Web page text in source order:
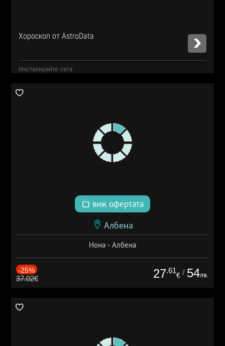
Хороскоп от AstroData
Инсталирайте сега
виж офертата
Албена
Нона - Албена
-25%
37.02€ 27.61
€ / 54лв.